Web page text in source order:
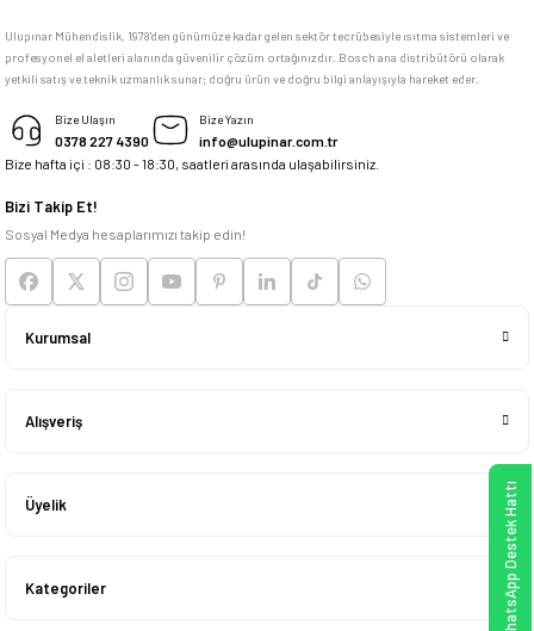
memnun kaldım
Deneyimini Paylaş
Ulupınar Mühendislik, 1978'den günümüze kadar gelen sektör tecrübesiyle ısıtma sistemleri ve
profesyonel el aletleri alanında güvenilir çözüm ortağınızdır. Bosch ana distribütörü olarak
yetkili satış ve teknik uzmanlık sunar; doğru ürün ve doğru bilgi anlayışıyla hareket eder.
Bize Ulaşın
0378 227 4390
Bize Yazın
info@ulupinar.com.tr
Bize hafta içi : 08:30 - 18:30, saatleri arasında ulaşabilirsiniz.
Bizi Takip Et!
Sosyal Medya hesaplarımızı takip edin!
Kurumsal
Alışveriş
Üyelik
Kategoriler WhatsApp Destek Hattı